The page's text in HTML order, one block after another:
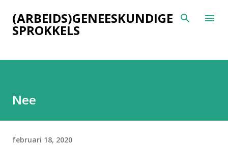
Doorgaan naar hoofdcontent
(ARBEIDS)GENEESKUNDIGE
SPROKKELS
Nee
februari 18, 2020